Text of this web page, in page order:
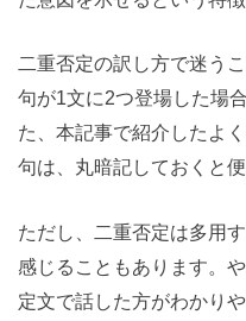
二重否定の訳し方で迷う
句が1文に2つ登場した場
た、本記事で紹介したよ
句は、丸暗記しておくと便
ただし、二重否定は多用
感じることもあります。
定文で話した方がわかり